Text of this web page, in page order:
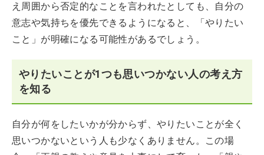
え周囲から否定的なことを言われたとしても、自分の
意志や気持ちを優先できるようになると、「やりたい
こと」が明確になる可能性があるでしょう。
やりたいことが1つも思いつかない人の考え方
を知る
自分が何をしたいかが分からず、やりたいことが全く
思いつかないという人も少なくありません。この場